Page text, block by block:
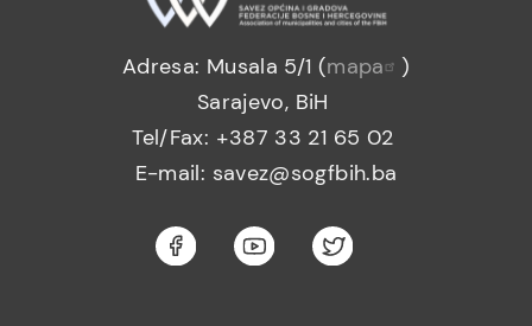
Adresa: Musala 5/1 (mapa
)
Sarajevo, BiH
Tel/Fax: +387 33 21 65 02
E-mail: savez@sogfbih.ba